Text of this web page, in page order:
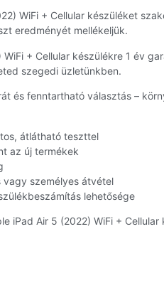
WiFi + Cellular készüléket
eredményét mellékeljük.
WiFi + Cellular készülékre 1 év
szegedi üzletünkben.
és fenntartható választás –
átlátható teszttel
az új termékek
vagy személyes átvétel
lehetősége
iPad Air 5 (2022) WiFi +